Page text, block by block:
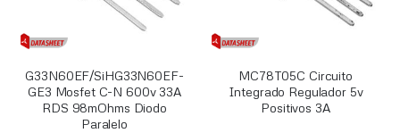
G33N60EF/SiHG33N60EF-
GE3 Mosfet C-N 600v 33A
RDS 98mOhms Diodo
Paralelo
MC78T05C Circuito
Integrado Regulador 5v
Positivos 3A